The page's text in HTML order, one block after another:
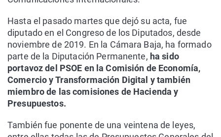
Hasta el pasado martes que dejó su acta, fue
diputado en el Congreso de los Diputados, desde
noviembre de 2019. En la Cámara Baja, ha formado
parte de la Diputación Permanente, ha sido
portavoz del PSOE en la Comisión de Economía,
Comercio y Transformación Digital y también
miembro de las comisiones de Hacienda y
Presupuestos.
También fue ponente de una veintena de leyes,